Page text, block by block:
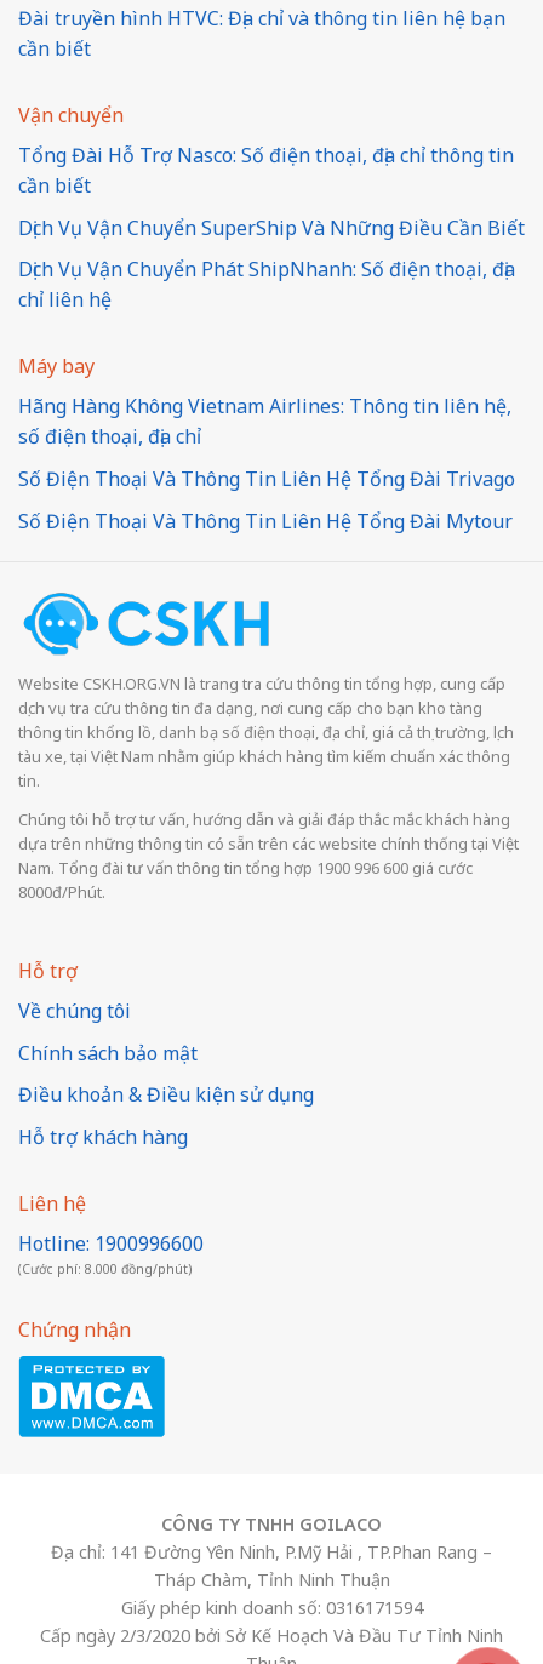
Đài truyền hình HTVC: Địa chỉ và thông tin liên hệ bạn
cần biết
Vận chuyển
Tổng Đài Hỗ Trợ Nasco: Số điện thoại, địa chỉ thông tin
cần biết
Dịch Vụ Vận Chuyển SuperShip Và Những Điều Cần Biết
Dịch Vụ Vận Chuyển Phát ShipNhanh: Số điện thoại, địa
chỉ liên hệ
Máy bay
Hãng Hàng Không Vietnam Airlines: Thông tin liên hệ,
số điện thoại, địa chỉ
Số Điện Thoại Và Thông Tin Liên Hệ Tổng Đài Trivago
Số Điện Thoại Và Thông Tin Liên Hệ Tổng Đài Mytour
Website CSKH.ORG.VN là trang tra cứu thông tin tổng hợp, cung cấp
dịch vụ tra cứu thông tin đa dạng, nơi cung cấp cho bạn kho tàng
thông tin khổng lồ, danh bạ số điện thoại, địa chỉ, giá cả thị trường, lịch
tàu xe, tại Việt Nam nhằm giúp khách hàng tìm kiếm chuẩn xác thông
tin.
Chúng tôi hỗ trợ tư vấn, hướng dẫn và giải đáp thắc mắc khách hàng
dựa trên những thông tin có sẵn trên các website chính thống tại Việt
Nam. Tổng đài tư vấn thông tin tổng hợp 1900 996 600 giá cước
8000đ/Phút.
Hỗ trợ
Về chúng tôi
Chính sách bảo mật
Điều khoản & Điều kiện sử dụng
Hỗ trợ khách hàng
Liên hệ
Hotline: 1900996600
(Cước phí: 8.000 đồng/phút)
Chứng nhận
CÔNG TY TNHH GOILACO
Địa chỉ: 141 Đường Yên Ninh, P.Mỹ Hải , TP.Phan Rang –
Tháp Chàm, Tỉnh Ninh Thuận
Giấy phép kinh doanh số: 0316171594
Cấp ngày 2/3/2020 bởi Sở Kế Hoạch Và Đầu Tư Tỉnh Ninh